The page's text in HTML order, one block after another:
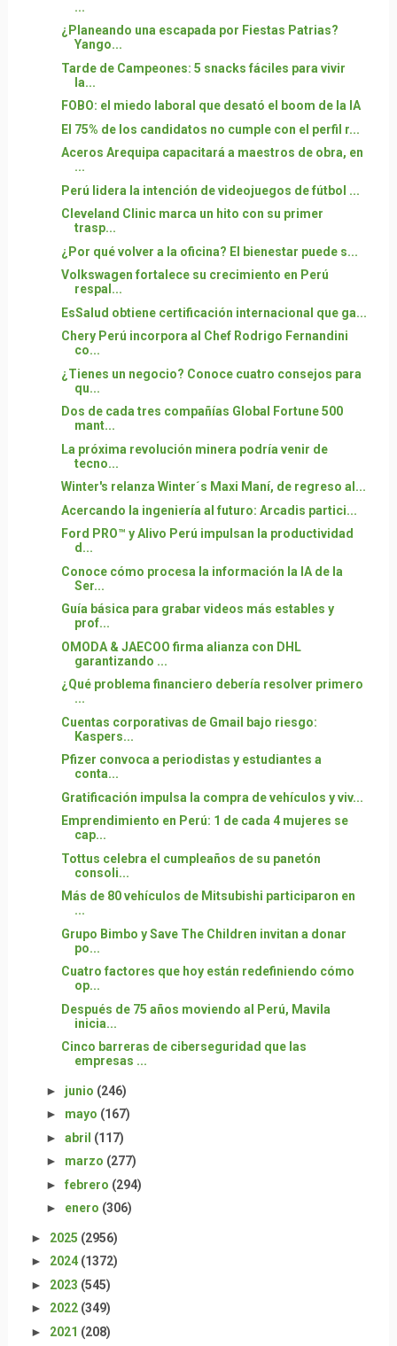
...
¿Planeando una escapada por Fiestas Patrias?
Yango...
Tarde de Campeones: 5 snacks fáciles para vivir
la...
FOBO: el miedo laboral que desató el boom de la IA
El 75% de los candidatos no cumple con el perfil r...
Aceros Arequipa capacitará a maestros de obra, en
...
Perú lidera la intención de videojuegos de fútbol ...
Cleveland Clinic marca un hito con su primer
trasp...
¿Por qué volver a la oficina? El bienestar puede s...
Volkswagen fortalece su crecimiento en Perú
respal...
EsSalud obtiene certificación internacional que ga...
Chery Perú incorpora al Chef Rodrigo Fernandini
co...
¿Tienes un negocio? Conoce cuatro consejos para
qu...
Dos de cada tres compañías Global Fortune 500
mant...
La próxima revolución minera podría venir de
tecno...
Winter's relanza Winter´s Maxi Maní, de regreso al...
Acercando la ingeniería al futuro: Arcadis partici...
Ford PRO™ y Alivo Perú impulsan la productividad
d...
Conoce cómo procesa la información la IA de la
Ser...
Guía básica para grabar videos más estables y
prof...
OMODA & JAECOO firma alianza con DHL
garantizando ...
¿Qué problema financiero debería resolver primero
...
Cuentas corporativas de Gmail bajo riesgo:
Kaspers...
Pfizer convoca a periodistas y estudiantes a
conta...
Gratificación impulsa la compra de vehículos y viv...
Emprendimiento en Perú: 1 de cada 4 mujeres se
cap...
Tottus celebra el cumpleaños de su panetón
consoli...
Más de 80 vehículos de Mitsubishi participaron en
...
Grupo Bimbo y Save The Children invitan a donar
po...
Cuatro factores que hoy están redefiniendo cómo
op...
Después de 75 años moviendo al Perú, Mavila
inicia...
Cinco barreras de ciberseguridad que las
empresas ...
► junio (246)
► mayo (167)
► abril (117)
► marzo (277)
► febrero (294)
► enero (306)
► 2025 (2956)
► 2024 (1372)
► 2023 (545)
► 2022 (349)
► 2021 (208)